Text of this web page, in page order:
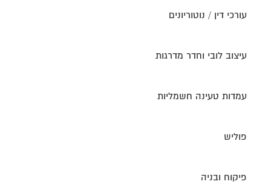
עורכי דין / נוטוריונים
עיצוב לובי וחדר מדרגות
עמדות טעינה חשמליות
פוליש
פיקוח ובניה